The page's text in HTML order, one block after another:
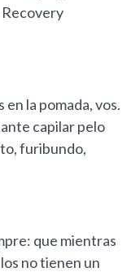
en la pomada, vos.
capilar pelo
furibundo,
que mientras
no tienen un